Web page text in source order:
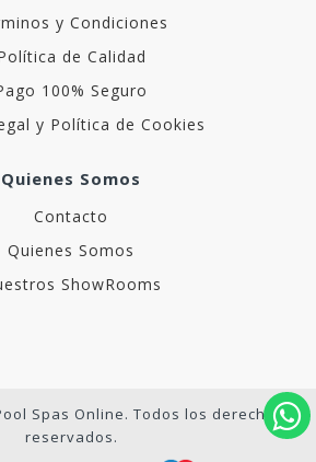
y Condiciones
de Calidad
100% Seguro
y Política de Cookies
Quienes Somos
Contacto
Quienes Somos
ShowRooms
Spas Online. Todos los derechos
reservados.